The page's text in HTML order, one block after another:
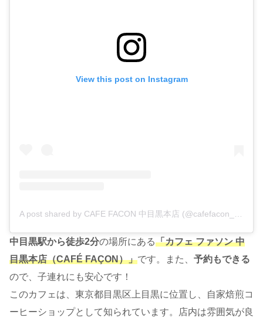
View this post on Instagram
中目黒駅から徒歩2分の場所にある「カフェ ファソン 中
目黒本店（CAFÉ FAÇON）」です。また、 予約もできる
ので、子連れにも安心です！
このカフェは、東京都目黒区上目黒に位置し、自家焙煎コ
ーヒーショップとして知られています。店内は雰囲気が良